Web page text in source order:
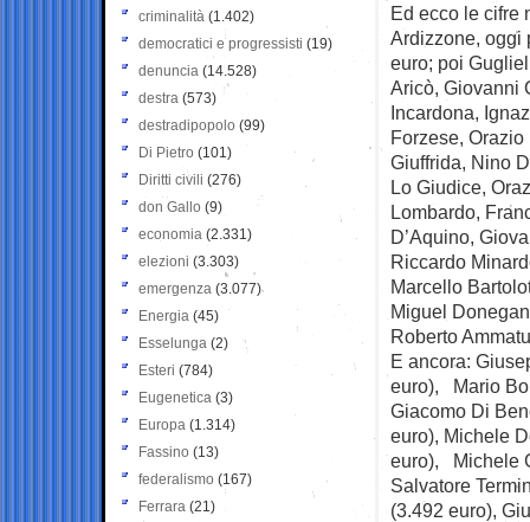
Ed ecco le cifre
Ardizzone, oggi
euro; poi
Aricò, Giovanni
Incardona,
Forzese,
Giuffrida, Nino
Lo Giudice,
Lombardo,
D’Aquino,
Riccardo
Marcello
Miguel
Roberto
E ancora:
euro), Mario
Giacomo Di
euro), Michele
euro), Michele
Salvatore
(3.492 euro),
criminalità (1.402)
democratici e progressisti (19)
denuncia (14.528)
destra (573)
destradipopolo (99)
Di Pietro (101)
Diritti civili (276)
don Gallo (9)
economia (2.331)
elezioni (3.303)
emergenza (3.077)
Energia (45)
Esselunga (2)
Esteri (784)
Eugenetica (3)
Europa (1.314)
Fassino (13)
federalismo (167)
Ferrara (21)